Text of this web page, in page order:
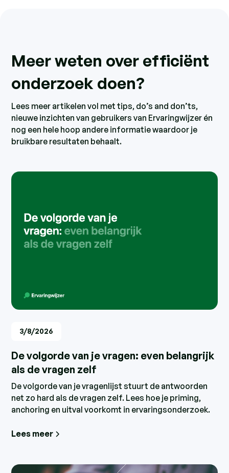
Meer weten over efficiënt
onderzoek doen?
Lees meer artikelen vol met tips, do’s and don’ts,
nieuwe inzichten van gebruikers van Ervaringwijzer én
nog een hele hoop andere informatie waardoor je
bruikbare resultaten behaalt.
3/8/2026
De volgorde van je vragen: even belangrijk
als de vragen zelf
De volgorde van je vragenlijst stuurt de antwoorden
net zo hard als de vragen zelf. Lees hoe je priming,
anchoring en uitval voorkomt in ervaringsonderzoek.
Lees meer